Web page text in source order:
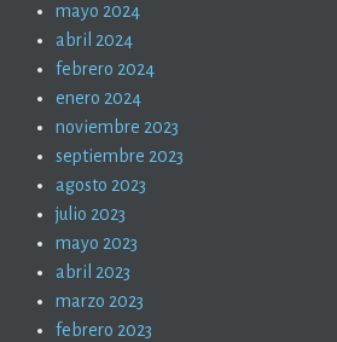
mayo 2024
abril 2024
febrero 2024
enero 2024
noviembre 2023
septiembre 2023
agosto 2023
julio 2023
mayo 2023
abril 2023
marzo 2023
febrero 2023